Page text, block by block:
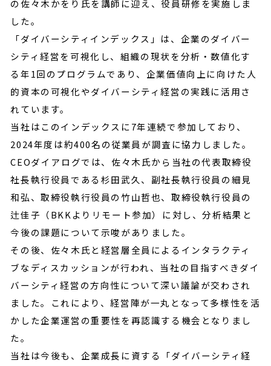
の佐々木かをり氏を講師に迎え、役員研修を実施しま
した。
「ダイバーシティインデックス」は、企業のダイバー
シティ経営を可視化し、組織の現状を分析・数値化す
る年1回のプログラムであり、企業価値向上に向けた人
的資本の可視化やダイバーシティ経営の実践に活用さ
れています。
当社はこのインデックスに7年連続で参加しており、
2024年度は約400名の従業員が調査に協力しました。
CEOダイアログでは、佐々木氏から当社の代表取締役
社長執行役員である杉田武久、副社長執行役員の細見
和弘、取締役執行役員の竹山哲也、取締役執行役員の
辻佳子（BKKよりリモート参加）に対し、分析結果と
今後の課題について示唆がありました。
その後、佐々木氏と経営層全員によるインタラクティ
ブなディスカッションが行われ、当社の目指すべきダイ
バーシティ経営の方向性について深い議論が交わされ
ました。これにより、経営陣が一丸となって多様性を活
かした企業運営の重要性を再認識する機会となりまし
た。
当社は今後も、企業成長に資する「ダイバーシティ経